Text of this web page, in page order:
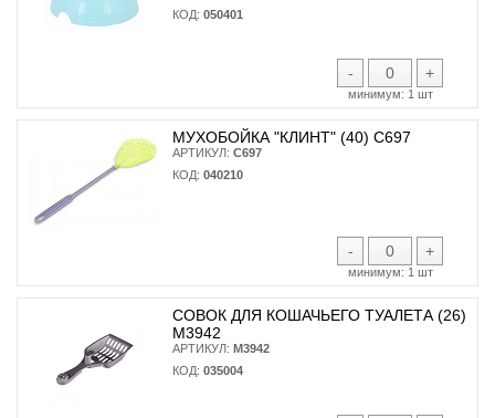
КОД: 050401
- +
минимум: 1 шт
МУХОБОЙКА "КЛИНТ" (40) С697
АРТИКУЛ: С697
КОД: 040210
- +
минимум: 1 шт
СОВОК ДЛЯ КОШАЧЬЕГО ТУАЛЕТА (26)
М3942
АРТИКУЛ: М3942
КОД: 035004